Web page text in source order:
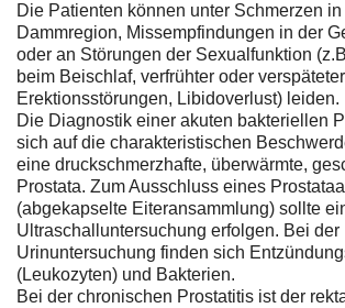
Die Patienten können unter Schmerzen in
Dammregion, Missempfindungen in der
oder an Störungen der Sexualfunktion
beim Beischlaf, verfrühter oder
Erektionsstörungen, Libidoverlust) leiden.
Die Diagnostik einer akuten bakteriellen
sich auf die charakteristischen
eine druckschmerzhafte, überwärmte,
Prostata. Zum Ausschluss eines
(abgekapselte Eiteransammlung) sollte
Ultraschalluntersuchung erfolgen. Bei der
Urinuntersuchung finden sich
(Leukozyten) und Bakterien.
Bei der chronischen Prostatitis ist der